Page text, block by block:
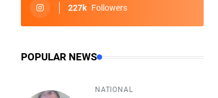
227k Followers
POPULAR NEWS
NATIONAL